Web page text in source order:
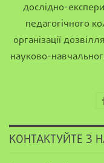
дослідно-
педагогічного
організації
науково-
КОНТАКТУЙТЕ З